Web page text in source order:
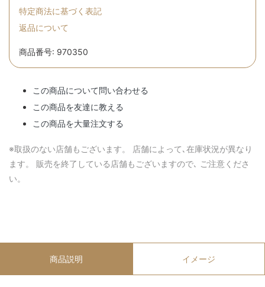
特定商法に基づく表記
返品について
商品番号: 970350
この商品について問い合わせる
この商品を友達に教える
この商品を大量注文する
※取扱のない店舗もございます。 店舗によって､在庫状況が異なり
ます。 販売を終了している店舗もございますので､ ご注意くださ
い。
商品説明 イメージ